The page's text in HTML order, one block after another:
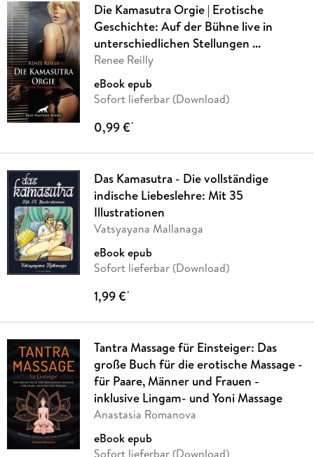
Die Kamasutra Orgie | Erotische
Geschichte: Auf der Bühne live in
unterschiedlichen Stellungen ...
Renee Reilly
eBook epub
Sofort lieferbar (Download)
0,99 €*
Das Kamasutra - Die vollständige
indische Liebeslehre: Mit 35
Illustrationen
Vatsyayana Mallanaga
eBook epub
Sofort lieferbar (Download)
1,99 €*
Tantra Massage für Einsteiger: Das
große Buch für die erotische Massage -
für Paare, Männer und Frauen -
inklusive Lingam- und Yoni Massage
Anastasia Romanova
eBook epub
Sofort lieferbar (Download)